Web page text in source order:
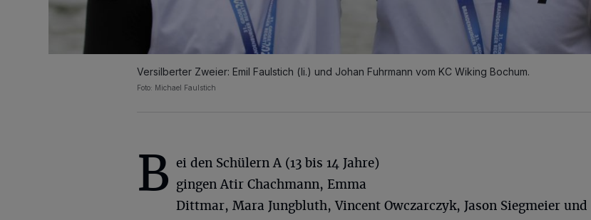
Versilberter Zweier: Emil Faulstich (li.) und Johan Fuhrmann vom KC Wiking Bochum.
Foto: Michael Faulstich
B ei den Schülern A (13 bis 14 Jahre)
gingen Atir Chachmann, Emma
Dittmar, Mara Jungbluth, Vincent Owczarczyk, Jason Siegmeier und